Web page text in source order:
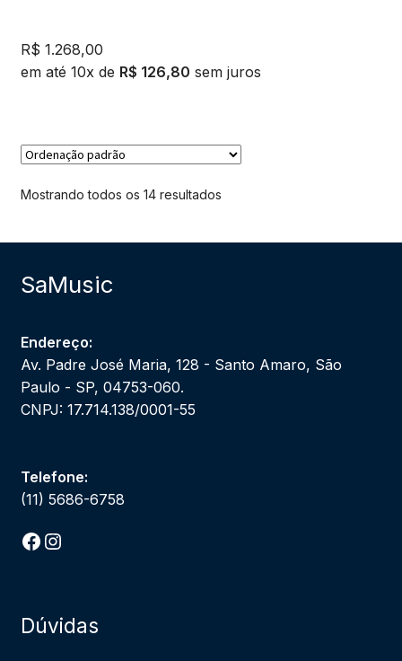
R$ 1.268,00
em até 10x de R$ 126,80 sem juros
Mostrando todos os 14 resultados
SaMusic
Endereço:
Av. Padre José Maria, 128 - Santo Amaro, São
Paulo - SP, 04753-060.
CNPJ: 17.714.138/0001-55
Telefone:
(11) 5686-6758
Facebook
Instagram
Dúvidas